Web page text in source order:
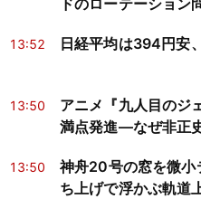
ドのローテーション
13:52 日経平均は394円安
13:50
アニメ『九人目のジ
満点発進―なぜ非正
13:50
神舟20号の窓を微小
ち上げで浮かぶ軌道